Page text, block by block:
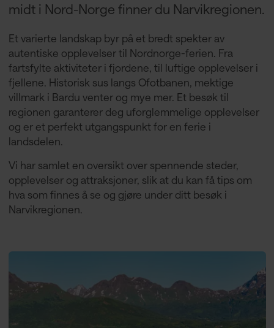
midt i Nord-Norge finner du Narvikregionen.
Et varierte landskap byr på et bredt spekter av
autentiske opplevelser til Nordnorge-ferien. Fra
fartsfylte aktiviteter i fjordene, til luftige opplevelser i
fjellene. Historisk sus langs Ofotbanen, mektige
villmark i Bardu venter og mye mer. Et besøk til
regionen garanterer deg uforglemmelige opplevelser
og er et perfekt utgangspunkt for en ferie i
landsdelen.
Vi har samlet en oversikt over spennende steder,
opplevelser og attraksjoner, slik at du kan få tips om
hva som finnes å se og gjøre under ditt besøk i
Narvikregionen.